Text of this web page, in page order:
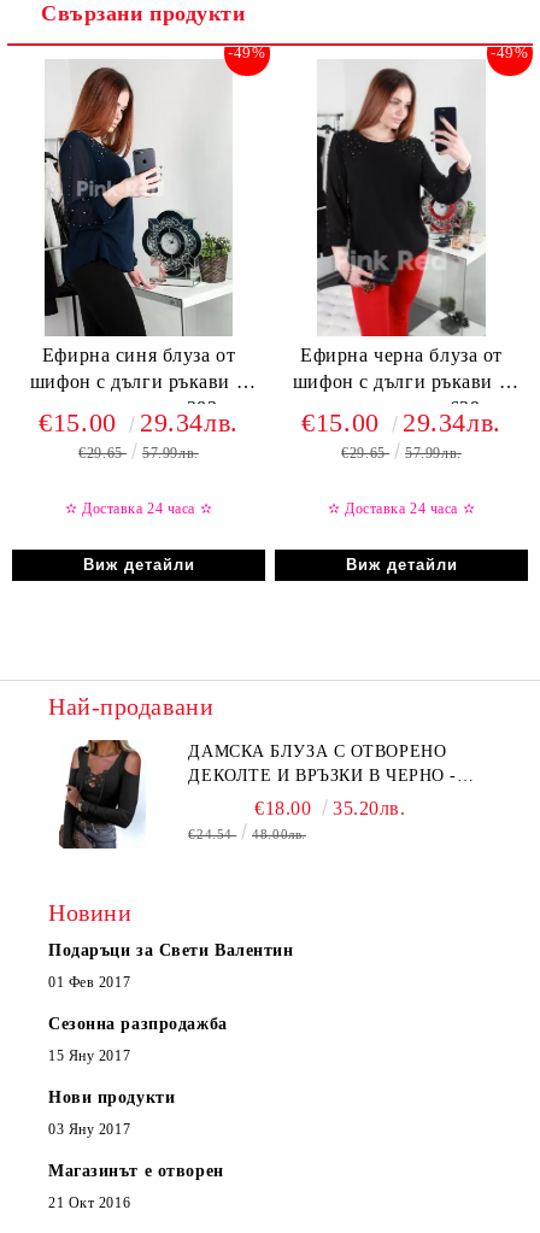
Свързани продукти
Ефирна синя блуза от
шифон с дълги ръкави и
мъниста - код 283
-49%
€15.00 29.34лв.
€29.65 57.99лв.
✫ Доставка 24 часа ✫
Виж детайли
Ефирна черна блуза от
шифон с дълги ръкави и
мъниста - код 639
-49%
€15.00 29.34лв.
€29.65 57.99лв.
✫ Доставка 24 часа ✫
Виж детайли
Най-продавани
ДАМСКА БЛУЗА С ОТВОРЕНО
ДЕКОЛТЕ И ВРЪЗКИ В ЧЕРНО -
КОД 6315€18.00 35.20лв.
€24.54 48.00лв.
Новини
Подаръци за Свети Валентин
01 Фев 2017
Сезонна разпродажба
15 Яну 2017
Нови продукти
03 Яну 2017
Магазинът е отворен
21 Окт 2016